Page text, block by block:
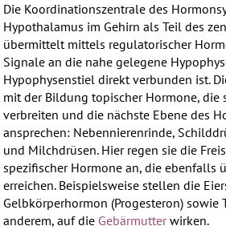
Die Koordinationszentrale des
Hypothalamus im Gehirn als Teil des
übermittelt mittels regulatorischer
Signale an die nahe gelegene
Hypophysenstiel direkt verbunden ist.
mit der Bildung topischer Hormone, die
verbreiten und die nächste Ebene des
ansprechen: Nebennierenrinde,
und Milchdrüsen. Hier regen sie die
spezifischer Hormone an, die ebenfalls
erreichen. Beispielsweise stellen die
Gelbkörperhormon (Progesteron) sowie
anderem, auf die Gebärmutterwirken.